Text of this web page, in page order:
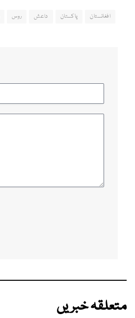
افغانستان پاکستان داعش روس
متعلقہ خبریں